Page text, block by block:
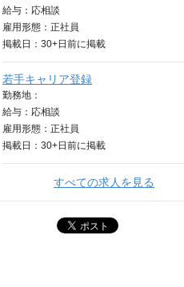
給与： 応相談
雇用形態：正社員
掲載日： 30+日 前に掲載
若手キャリア登録
勤務地：
給与： 応相談
雇用形態：正社員
掲載日： 30+日 前に掲載
すべての求人を見る